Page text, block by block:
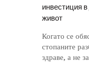
инвестиция
живот
Когато се
стопаните
здраве, а не